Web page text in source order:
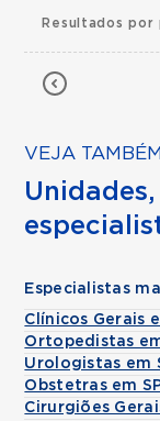
Resultados por
VEJA TAMBÉM
Especialistas
Clínicos Gerais
Ortopedistas
Urologistas em
Obstetras em
Cirurgiões